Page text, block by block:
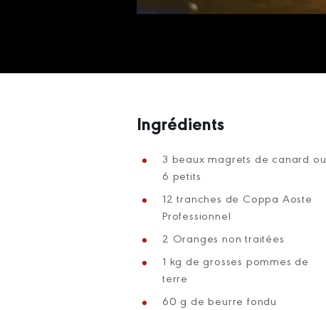
Ingrédients
3 beaux magrets de canard ou
6 petits
12 tranches de Coppa Aoste
Professionnel
2 Oranges non traitées
1 kg de grosses pommes de
terre
60 g de beurre fondu